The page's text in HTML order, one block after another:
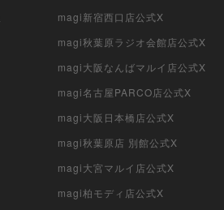
magi新宿西口店公式X
magi秋葉原ラジオ会館店公式X
magi大阪なんばマルイ店公式X
magi名古屋PARCO店公式X
magi大阪日本橋店公式X
magi秋葉原店 別館公式X
magi大宮マルイ店公式X
magi柏モディ店公式X